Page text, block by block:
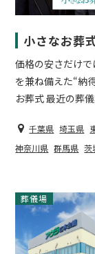
小さなお葬
価格の安さだけで
を兼ね備えた“納
お葬式 最近の葬
千葉県 埼玉県
神奈川県 群馬県 茨
葬儀場